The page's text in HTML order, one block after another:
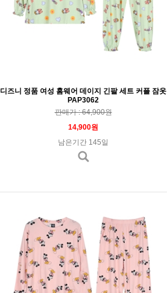
디즈니 정품 여성 홈웨어 데이지 긴팔 세트 커플 잠옷
PAP3062
판매가 : 64,900원
14,900원
남은기간 145일